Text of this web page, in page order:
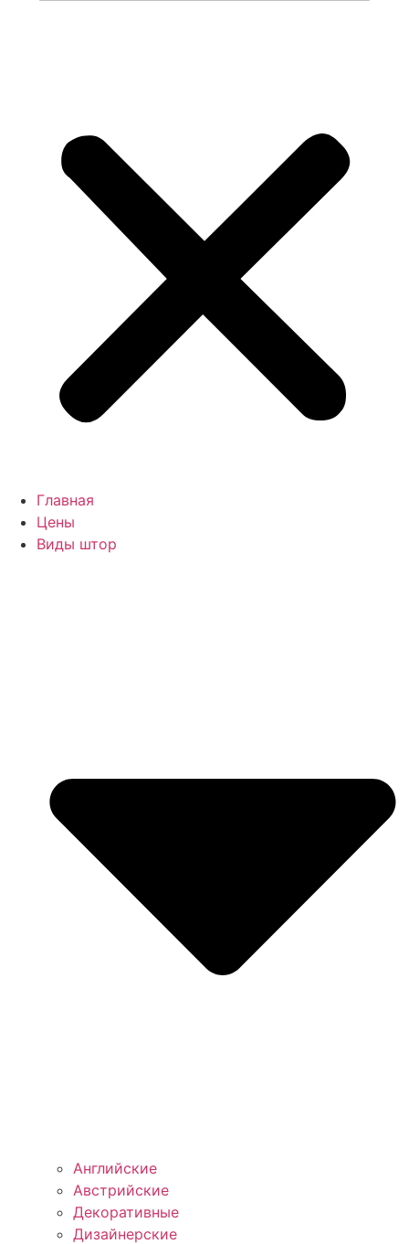
Главная
Цены
Виды штор
Английские
Австрийские
Декоративные
Дизайнерские